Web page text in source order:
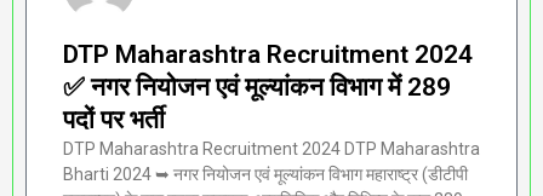
DTP Maharashtra Recruitment 2024
✅ नगर नियोजन एवं मूल्यांकन विभाग में 289
पदों पर भर्ती
DTP Maharashtra Recruitment 2024 DTP Maharashtra
Bharti 2024 ➥ नगर नियोजन एवं मूल्यांकन विभाग महाराष्ट्र (डीटीपी